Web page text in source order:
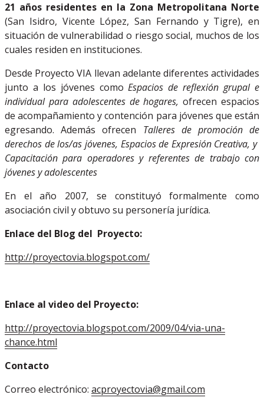
21 años residentes en la Zona Metropolitana Norte
(San Isidro, Vicente López, San Fernando y Tigre), en
situación de vulnerabilidad o riesgo social, muchos de los
cuales residen en instituciones.
Desde Proyecto VIA llevan adelante diferentes actividades
junto a los jóvenes comoEspacios de reflexión grupal e
individual para adolescentes de hogares,ofrecen espacios
de acompañamiento y contención para jóvenes que están
egresando. Además ofrecen Talleres de promoción de
derechos de los/as jóvenes, Espacios de Expresión Creativa, y
Capacitación para operadores y referentes de trabajo con
jóvenes y adolescentes
En el año 2007, se constituyó formalmente como
asociación civil y obtuvo su personería jurídica.
Enlace del Blog del Proyecto:
http://proyectovia.blogspot.com/
Enlace al video del Proyecto:
http://proyectovia.blogspot.com/2009/04/via-una-
chance.html
Contacto
Correo electrónico: acproyectovia@gmail.com